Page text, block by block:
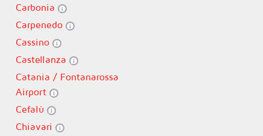
Carbonia
Carpenedo
Cassino
Castellanza
Catania / Fontanarossa
Airport
Cefalù
Chiavari